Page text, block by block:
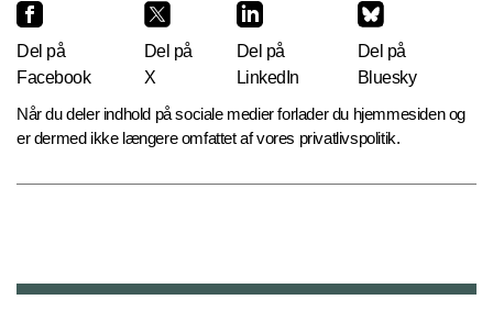
Del på
Facebook
Del på
X
Del på
LinkedIn
Del på
Bluesky
Når du deler indhold på sociale medier forlader du hjemmesiden og
er dermed ikke længere omfattet af vores privatlivspolitik.